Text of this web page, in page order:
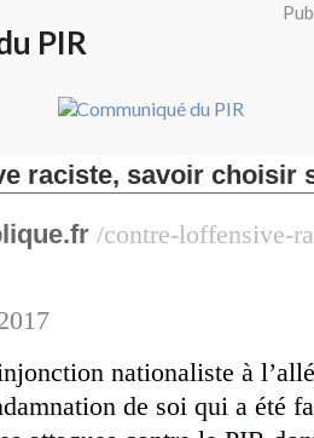
PIR
raciste, savoir choisir
/contre-loffensive-
nationaliste à
de soi qui a été